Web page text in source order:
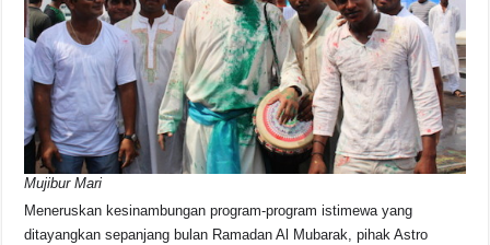
o
o
k
p
p
s
n
k
Mujibur Mari
Meneruskan kesinambungan program-program istimewa yang
ditayangkan sepanjang bulan Ramadan Al Mubarak, pihak Astro